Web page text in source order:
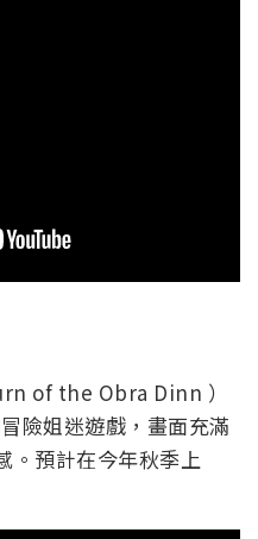
of the Obra Dinn ）
險姐迷遊戲，畫面充滿
。預計在今年秋季上